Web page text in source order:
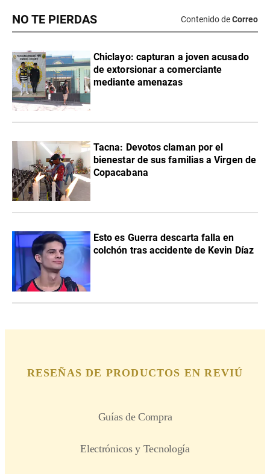
NO TE PIERDAS Contenido deCorreo
Chiclayo: capturan a joven acusado
de extorsionar a comerciante
mediante amenazas
Tacna: Devotos claman por el
bienestar de sus familias a Virgen de
Copacabana
Esto es Guerra descarta falla en
colchón tras accidente de Kevin Díaz